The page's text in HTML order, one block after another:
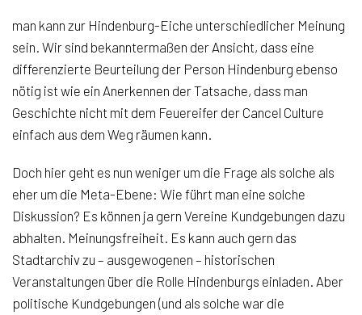
man kann zur Hindenburg-Eiche unterschiedlicher Meinung
sein. Wir sind bekanntermaßen der Ansicht, dass eine
differenzierte Beurteilung der Person Hindenburg ebenso
nötig ist wie ein Anerkennen der Tatsache, dass man
Geschichte nicht mit dem Feuereifer der Cancel Culture
einfach aus dem Weg räumen kann.
Doch hier geht es nun weniger um die Frage als solche als
eher um die Meta-Ebene: Wie führt man eine solche
Diskussion? Es können ja gern Vereine Kundgebungen dazu
abhalten. Meinungsfreiheit. Es kann auch gern das
Stadtarchiv zu – ausgewogenen – historischen
Veranstaltungen über die Rolle Hindenburgs einladen. Aber
politische Kundgebungen (und als solche war die